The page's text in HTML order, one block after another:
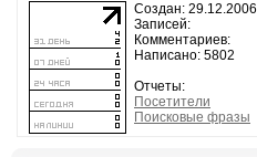
Создан: 29.12.2006
Записей:
Комментариев:
Написано: 5802
Отчеты:
Посетители
Поисковые фразы